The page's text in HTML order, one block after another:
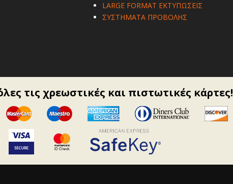
LARGE FORMAT ΕΚΤΥΠΩΣΕΙΣ
ΣΥΣΤΗΜΑΤΑ ΠΡΟΒΟΛΗΣ
τις χρεωστικές και πιστωτικές κάρτες!